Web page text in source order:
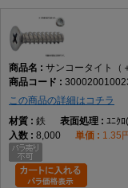
サンコータイト
この商品の詳細はコチラ
鉄
ﾕﾆｸ
8,000
1.35